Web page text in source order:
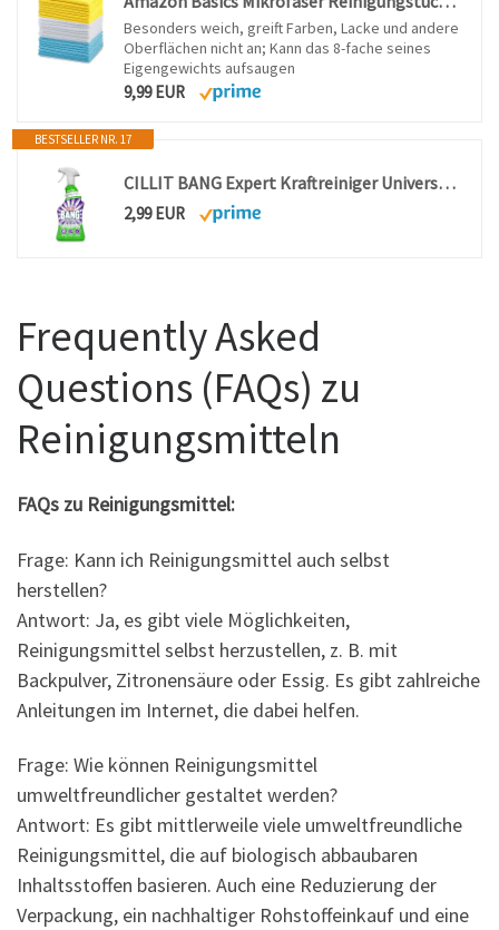
Besonders weich, greift Farben, Lacke und andere
Oberflächen nicht an; Kann das 8-fache seines
Eigengewichts aufsaugen
9,99 EUR
BESTSELLER NR. 17
CILLIT BANG Expert Kraftreiniger Universal Fettlöser – Entfernt eingebranntes Fett – 1 x 750 ml
2,99 EUR
Frequently Asked
Questions (FAQs) zu
Reinigungsmitteln
FAQs zu Reinigungsmittel:
Frage: Kann ich Reinigungsmittel auch selbst
herstellen?
Antwort: Ja, es gibt viele Möglichkeiten,
Reinigungsmittel selbst herzustellen, z. B. mit
Backpulver, Zitronensäure oder Essig. Es gibt zahlreiche
Anleitungen im Internet, die dabei helfen.
Frage: Wie können Reinigungsmittel
umweltfreundlicher gestaltet werden?
Antwort: Es gibt mittlerweile viele umweltfreundliche
Reinigungsmittel, die auf biologisch abbaubaren
Inhaltsstoffen basieren. Auch eine Reduzierung der
Verpackung, ein nachhaltiger Rohstoffeinkauf und eine